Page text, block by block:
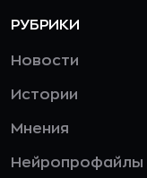
РУБРИКИ
Новости
Истории
Мнения
Нейропрофайлы